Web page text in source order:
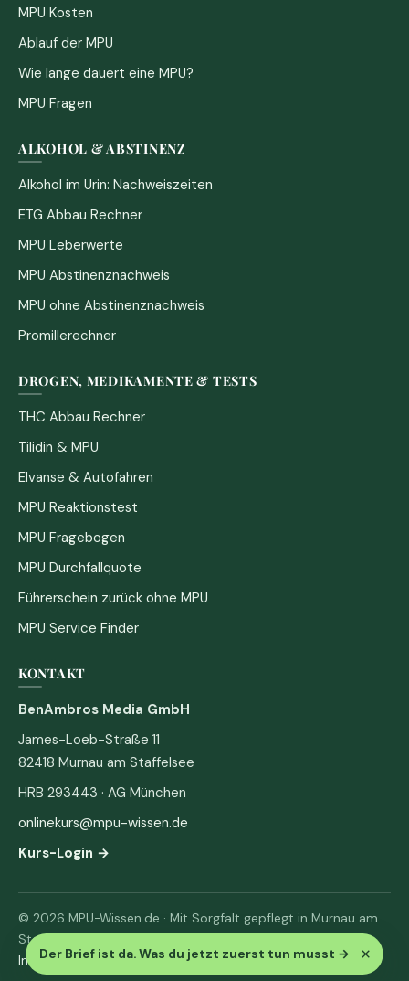
Der Brief ist da. Was du jetzt zuerst tun musst → ×
MPU Kosten
Ablauf der MPU
Wie lange dauert eine MPU?
MPU Fragen
ALKOHOL & ABSTINENZ
Alkohol im Urin: Nachweiszeiten
ETG Abbau Rechner
MPU Leberwerte
MPU Abstinenznachweis
MPU ohne Abstinenznachweis
Promillerechner
DROGEN, MEDIKAMENTE & TESTS
THC Abbau Rechner
Tilidin & MPU
Elvanse & Autofahren
MPU Reaktionstest
MPU Fragebogen
MPU Durchfallquote
Führerschein zurück ohne MPU
MPU Service Finder
KONTAKT
BenAmbros Media GmbH
James-Loeb-Straße 11
82418 Murnau am Staffelsee
HRB 293443 · AG München
onlinekurs@mpu-wissen.de
Kurs-Login →
© 2026 MPU-Wissen.de · Mit Sorgfalt gepflegt in Murnau am
Staffelsee
Impressum· Datenschutz & AGB